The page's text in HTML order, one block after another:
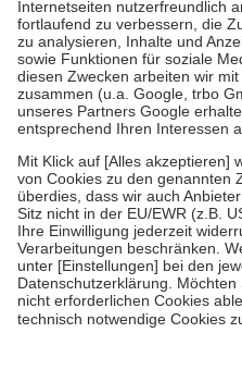
Prozent des Abgabepreises,
höchstens zehn Euro.Es sind
Kosten der Leistung zu
Diese Regeln gelten
Bei Heilmitteln und häuslicher
Zuzahlung zehn Prozent der
Um das Engagement der
stärken und die besondere
fallenkeine Zuzahlungen an bei:
• Kindern und Jugendlichen bis
mit Ausnahme der Fahrkosten
• Untersuchungen zur Vorsorge
GKV getragen werden
• empfohlenen Schutzimpfungen